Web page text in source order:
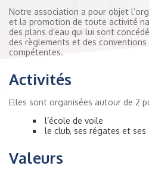
Notre association a pour objet
et la promotion de toute activité
des plans d’eau qui lui sont
des règlements et des
compétentes.
Activités
Elles sont organisées autour de 2
l’école de voile
le club, ses régates et ses
Valeurs